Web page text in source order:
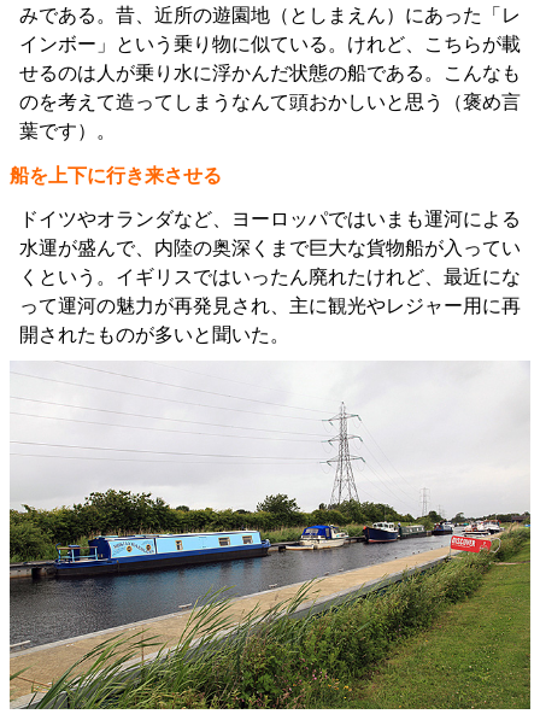
みである。昔、近所の遊園地（としまえん）にあった「レ
インボー」という乗り物に似ている。けれど、こちらが載
せるのは人が乗り水に浮かんだ状態の船である。こんなも
のを考えて造ってしまうなんて頭おかしいと思う（褒め言
葉です）。
船を上下に行き来させる
ドイツやオランダなど、ヨーロッパではいまも運河による
水運が盛んで、内陸の奥深くまで巨大な貨物船が入ってい
くという。イギリスではいったん廃れたけれど、最近にな
って運河の魅力が再発見され、主に観光やレジャー用に再
開されたものが多いと聞いた。